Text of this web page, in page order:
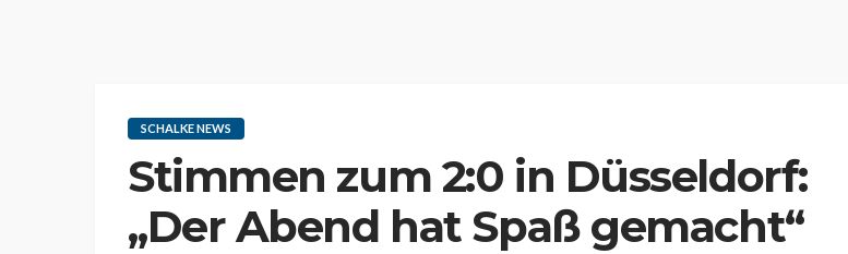
SCHALKE NEWS
Stimmen zum 2:0 in Düsseldorf:
„Der Abend hat Spaß gemacht“